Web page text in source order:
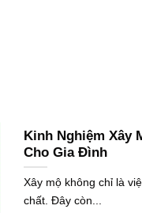
Kinh Nghiệm Xây
Cho Gia Đình
Xây mộ không chỉ là
chất. Đây còn...